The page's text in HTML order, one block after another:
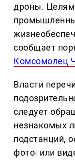
дроны.
сообщает
Комсомолец
Власти
следует
незнакомых
подстанций,
фото- или